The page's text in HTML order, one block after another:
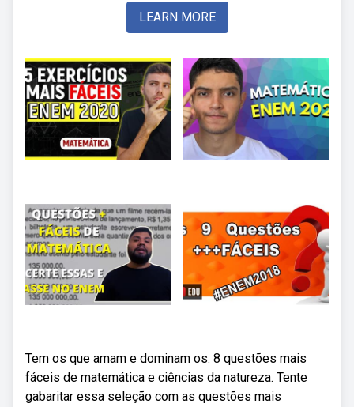
LEARN MORE
Tem os que amam e dominam os. 8 questões mais
fáceis de matemática e ciências da natureza. Tente
gabaritar essa seleção com as questões mais